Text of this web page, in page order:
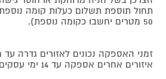
תחול תוספת תשלום כעלות קומה
50 מטרים יחשבו כקומה נוספת).
זמני האספקה נכונים לאזורים גדרה עד
איזורים אחרים אספקה עד 14 ימי עסקים נוספים